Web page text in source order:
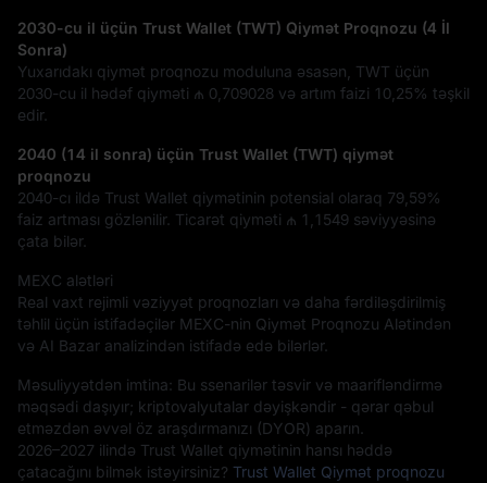
2030-cu il üçün Trust Wallet (TWT) Qiymət Proqnozu (4 İl
Sonra)
Yuxarıdakı qiymət proqnozu moduluna əsasən, TWT üçün
2030-cu il hədəf qiyməti ₼ 0,709028 və artım faizi 10,25% təşkil
edir.
2040 (14 il sonra) üçün Trust Wallet (TWT) qiymət
proqnozu
2040-cı ildə Trust Wallet qiymətinin potensial olaraq 79,59%
faiz artması gözlənilir. Ticarət qiyməti ₼ 1,1549 səviyyəsinə
çata bilər.
MEXC alətləri
Real vaxt rejimli vəziyyət proqnozları və daha fərdiləşdirilmiş
təhlil üçün istifadəçilər MEXC-nin Qiymət Proqnozu Alətindən
və AI Bazar analizindən istifadə edə bilərlər.
Məsuliyyətdən imtina: Bu ssenarilər təsvir və maarifləndirmə
məqsədi daşıyır; kriptovalyutalar dəyişkəndir - qərar qəbul
etməzdən əvvəl öz araşdırmanızı (DYOR) aparın.
2026–2027 ilində Trust Wallet qiymətinin hansı həddə
çatacağını bilmək istəyirsiniz? Trust Wallet Qiymət proqnozu